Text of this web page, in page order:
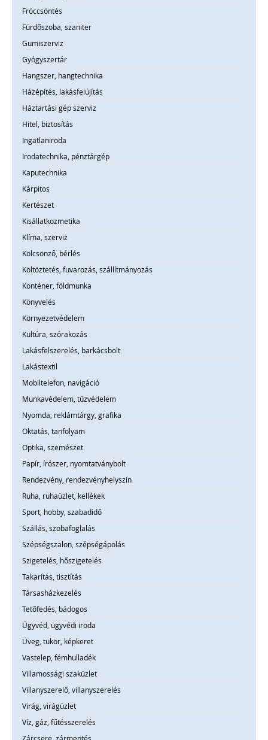
Fröccsöntés
Fürdőszoba, szaniter
Gumiszerviz
Gyógyszertár
Hangszer, hangtechnika
Házépítés, lakásfelújítás
Háztartási gép szerviz
Hitel, biztosítás
Ingatlaniroda
Irodatechnika, pénztárgép
Kaputechnika
Kárpitos
Kertészet
Kisállatkozmetika
Klíma, szerviz
Kölcsönző, bérlés
Költöztetés, fuvarozás, szállítmányozás
Konténer, földmunka
Könyvelés
Környezetvédelem
Kultúra, szórakozás
Lakásfelszerelés, barkácsbolt
Lakástextil
Mobiltelefon, navigáció
Munkavédelem, tűzvédelem
Nyomda, reklámtárgy, grafika
Oktatás, tanfolyam
Optika, szemészet
Papír, írószer, nyomtatványbolt
Rendezvény, rendezvényhelyszín
Ruha, ruhaüzlet, kellékek
Sport, hobby, szabadidő
Szállás, szobafoglalás
Szépségszalon, szépségápolás
Szigetelés, hőszigetelés
Takarítás, tisztítás
Társasházkezelés
Tetőfedés, bádogos
Ügyvéd, ügyvédi iroda
Üveg, tükör, képkeret
Vastelep, fémhulladék
Villamossági szaküzlet
Villanyszerelő, villanyszerelés
Virág, virágüzlet
Víz, gáz, fűtésszerelés
Zárcsere, zármentés